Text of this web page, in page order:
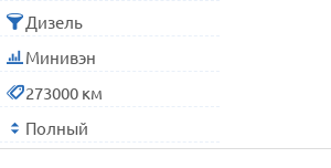
Дизель
Минивэн
273000 км
Полный